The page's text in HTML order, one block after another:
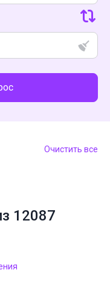
Очистить все
12087